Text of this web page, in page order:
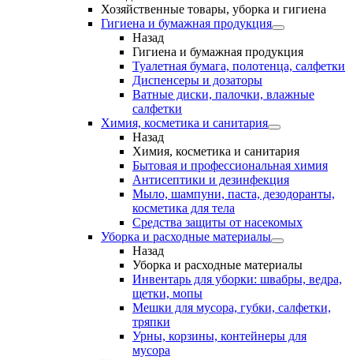
Хозяйственные товары, уборка и гигиена
Гигиена и бумажная продукция
Назад
Гигиена и бумажная продукция
Туалетная бумага, полотенца, салфетки
Диспенсеры и дозаторы
Ватные диски, палочки, влажные
салфетки
Химия, косметика и санитария
Назад
Химия, косметика и санитария
Бытовая и профессиональная химия
Антисептики и дезинфекция
Мыло, шампуни, паста, дезодоранты,
косметика для тела
Средства защиты от насекомых
Уборка и расходные материалы
Назад
Уборка и расходные материалы
Инвентарь для уборки: швабры, ведра,
щетки, мопы
Мешки для мусора, губки, салфетки,
тряпки
Урны, корзины, контейнеры для
мусора